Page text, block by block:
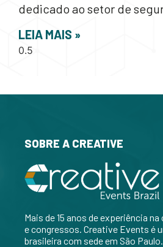
dedicado ao setor de
LEIA MAIS »
SOBRE A CREATIVE
Mais de 15 anos de experiência
e congressos. Creative Events é
brasileira com sede em São Paulo.